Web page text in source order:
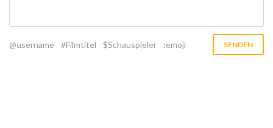
@username #Filmtitel $Schauspieler :emoji